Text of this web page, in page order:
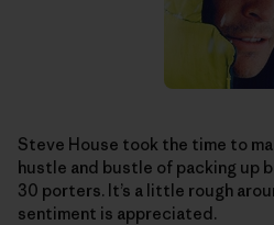
Steve House took the time to
hustle and bustle of packing up
30 porters. It’s a little rough
sentiment is appreciated.